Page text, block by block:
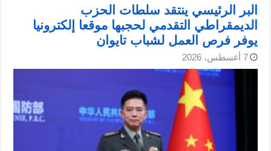
البر الرئيسي ينتقد سلطات الحزب
الديمقراطي التقدمي لحجبها موقعا إلكترونيا
يوفر فرص العمل لشباب تايوان
7 أغسطس، 2026